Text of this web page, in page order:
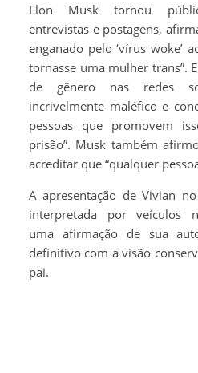
Elon Musk tornou
entrevistas e postagens,
enganado pelo ‘vírus woke’
tornasse uma mulher trans”.
de gênero nas redes
incrivelmente maléfico e
pessoas que promovem
prisão”. Musk também
acreditar que “qualquer
A apresentação de Vivian
interpretada por veículos
uma afirmação de sua
definitivo com a visão
pai.